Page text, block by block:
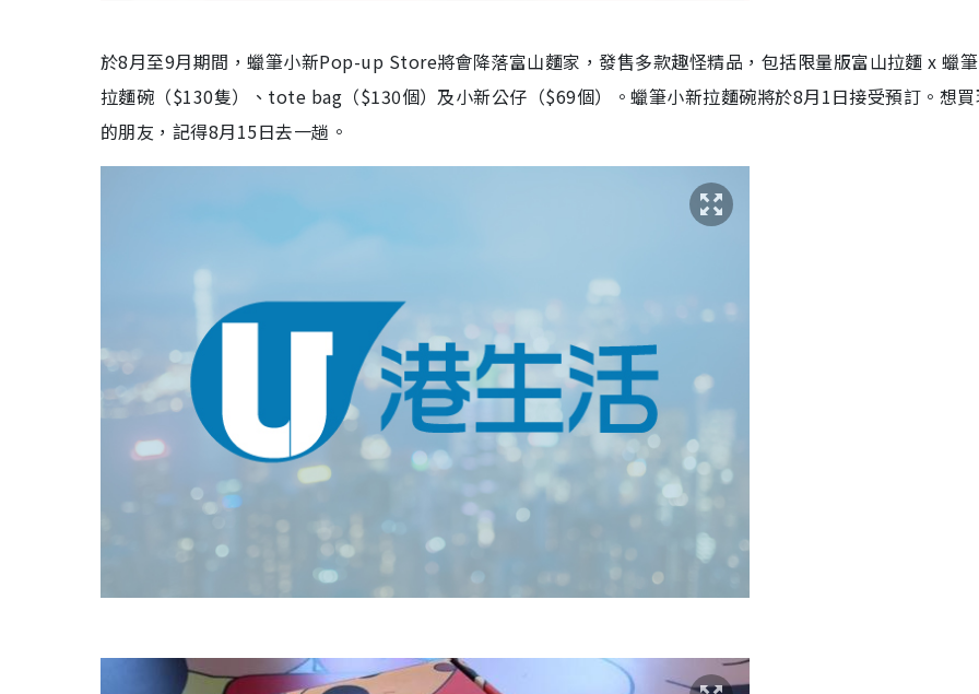
於8月至9月期間，蠟筆小新Pop-up Store將會降落富山麵家，發售多款趣怪精品，包括限量版富山拉麵 x 蠟
拉麵碗（$130隻）、tote bag（$130個）及小新公仔（$69個）。蠟筆小新拉麵碗將於8月1日接受預訂。想買
的朋友，記得8月15日去一趟。